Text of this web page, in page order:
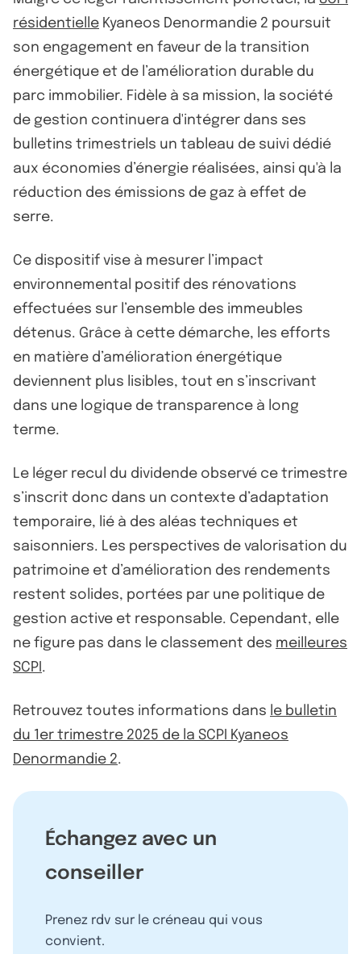
résidentielle Kyaneos Denormandie 2 poursuit
son engagement en faveur de la transition
énergétique et de l’amélioration durable du
parc immobilier. Fidèle à sa mission, la société
de gestion continuera d'intégrer dans ses
bulletins trimestriels un tableau de suivi dédié
aux économies d’énergie réalisées, ainsi qu'à la
réduction des émissions de gaz à effet de
serre.
Ce dispositif vise à mesurer l’impact
environnemental positif des rénovations
effectuées sur l’ensemble des immeubles
détenus. Grâce à cette démarche, les efforts
en matière d’amélioration énergétique
deviennent plus lisibles, tout en s’inscrivant
dans une logique de transparence à long
terme.
Le léger recul du dividende observé ce trimestre
s’inscrit donc dans un contexte d’adaptation
temporaire, lié à des aléas techniques et
saisonniers. Les perspectives de valorisation du
patrimoine et d’amélioration des rendements
restent solides, portées par une politique de
gestion active et responsable. Cependant, elle
ne figure pas dans le classement des meilleures
SCPI .
Retrouvez toutes informations dans le bulletin
du 1er trimestre 2025 de la SCPI Kyaneos
Denormandie 2.
Échangez avec un
conseiller
Prenez rdv sur le créneau qui vous
convient.